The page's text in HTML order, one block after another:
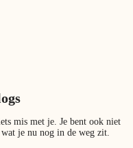
mis met je. Je bent ook niet
je nu nog in de weg zit.